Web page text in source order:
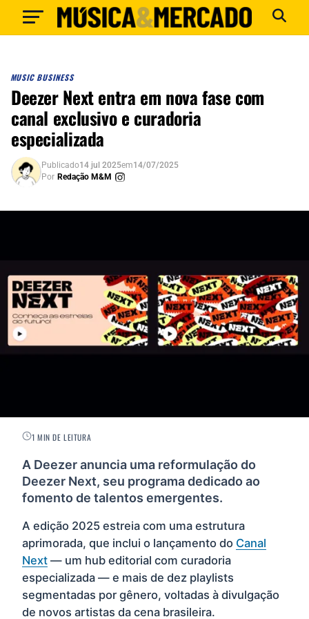
MUSIC BUSINESS
Deezer Next entra em nova fase com
canal exclusivo e curadoria
especializada
Publicado14 jul 2025em14/07/2025
Por Redação M&M
1 MIN DE LEITURA
A Deezer anuncia uma reformulação do
Deezer Next, seu programa dedicado ao
fomento de talentos emergentes.
A edição 2025 estreia com uma estrutura
aprimorada, que inclui o lançamento do Canal
Next — um hub editorial com curadoria
especializada — e mais de dez playlists
segmentadas por gênero, voltadas à divulgação
de novos artistas da cena brasileira.